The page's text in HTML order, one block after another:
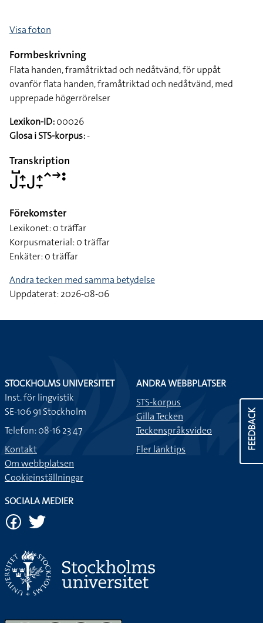
Visa foton
Formbeskrivning
Flata handen, framåtriktad och nedåtvänd, för uppåt
ovanför flata handen, framåtriktad och nedåtvänd, med
upprepade högerrörelser
Lexikon-ID:00026
Glosa i STS-korpus:-
Transkription
􌤢􌤹􌤴􌥙􌤢􌤴􌥙􌥦􌥣􌥻
Förekomster
Lexikonet: 0 träffar
Korpusmaterial: 0 träffar
Enkäter: 0 träffar
Andra tecken med samma betydelse
Uppdaterat: 2026-08-06
FEEDBACK
STOCKHOLMS UNIVERSITET
Inst. för lingvistik
SE-106 91 Stockholm
Telefon: 08-16 23 47
Kontakt
Om webbplatsen
Cookieinställningar
ANDRA WEBBPLATSER
STS-korpus
Gilla Tecken
Teckenspråksvideo
Fler länktips
SOCIALA MEDIER